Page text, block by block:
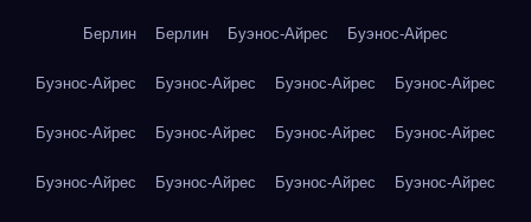
Берлин Берлин Буэнос-Айрес Буэнос-Айрес
Буэнос-Айрес Буэнос-Айрес Буэнос-Айрес Буэнос-Айрес
Буэнос-Айрес Буэнос-Айрес Буэнос-Айрес Буэнос-Айрес
Буэнос-Айрес Буэнос-Айрес Буэнос-Айрес Буэнос-Айрес